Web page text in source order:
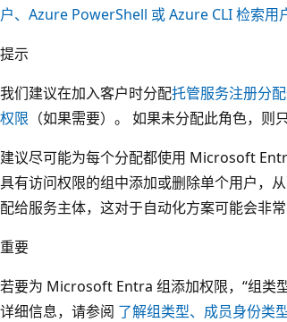
户、Azure PowerShell 或 Azure CLI 检索用
提示
我们建议在加入客户时分配托管服务注册分
权限 （如果需要）。 如果未分配此角色，则
建议尽可能为每个分配都使用 Microsoft
具有访问权限的组中添加或删除单个用户，
配给服务主体，这对于自动化方案可能会非常
重要
若要为 Microsoft Entra 组添加权限，“组类
详细信息，请参阅 了解组类型、成员身份类